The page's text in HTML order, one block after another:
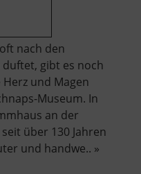
nach den
gibt es noch
und Magen
Museum. In
an der
über 130 Jahren
und handwe.. »